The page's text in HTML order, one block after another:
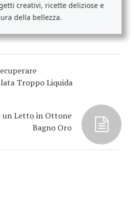
creativi, ricette deliziose e
della bellezza.
Troppo Liquida
un Letto in Ottone
Bagno Oro